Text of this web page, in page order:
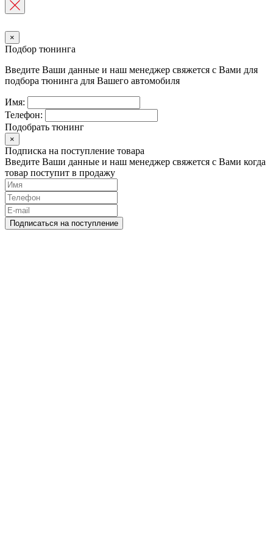
×
Подбор тюнинга
Введите Ваши данные и наш менеджер свяжется с Вами для
подбора тюнинга для Вашего автомобиля
Имя:
Телефон:
Подобрать тюнинг
×
Подписка на поступление товара
Введите Ваши данные и наш менеджер свяжется с Вами когда
товар поступит в продажу